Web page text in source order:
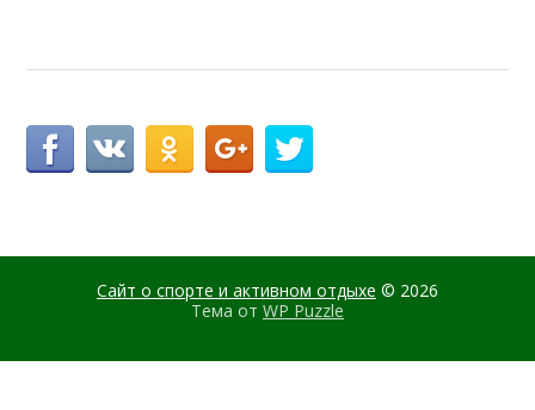
Сайт о спорте и активном отдыхе © 2026
Тема от WP Puzzle